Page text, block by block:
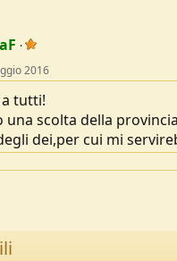
2016
a tutti!
una scolta della
dei,per cui mi